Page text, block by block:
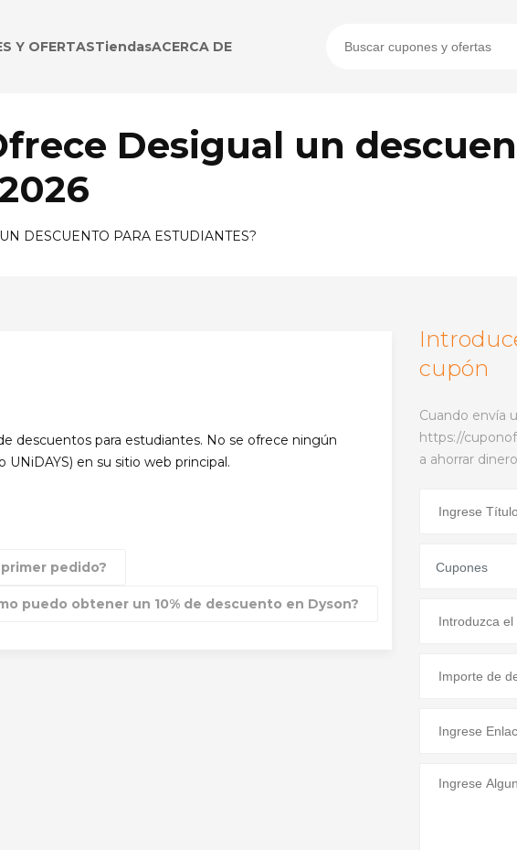
Y OFERTASTiendasACERCA DE
Desigual un
DESCUENTO PARA ESTUDIANTES?
descuentos para estudiantes. No se ofrece ningún
en su sitio web principal.
pedido?
puedo obtener un 10% de descuento en Dyson?
cupón
Cuando envía
https://
a ahorrar